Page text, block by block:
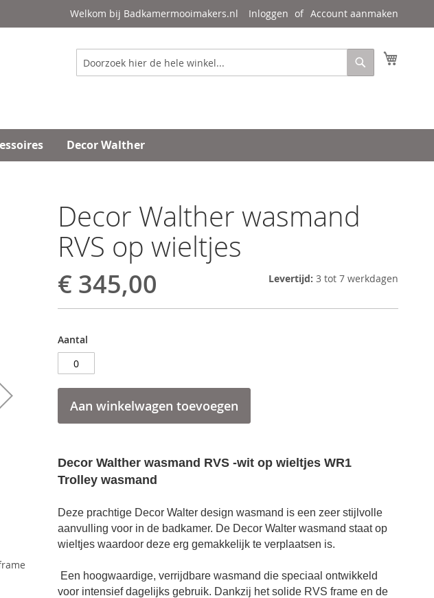
Welkom bij Badkamermooimakers.nl Inloggen Account aanmaken
Zoeken
Zoeken
Decor Walther
Decor Walther wasmand
RVS op wieltjes
€ 345,00 Levertijd: 3 tot 7 werkdagen
Aantal
Aan winkelwagen toevoegen
Decor Walther wasmand RVS -wit op wieltjes WR1
Trolley wasmand
Deze prachtige Decor Walter design wasmand is een zeer stijlvolle
aanvulling voor in de badkamer. De Decor Walter wasmand staat op
wieltjes waardoor deze erg gemakkelijk te verplaatsen is.
Een hoogwaardige, verrijdbare wasmand die speciaal ontwikkeld
voor intensief dagelijks gebruik. Dankzij het solide RVS frame en de
Decor Walther wasmand RVS op wieltjes wit detail